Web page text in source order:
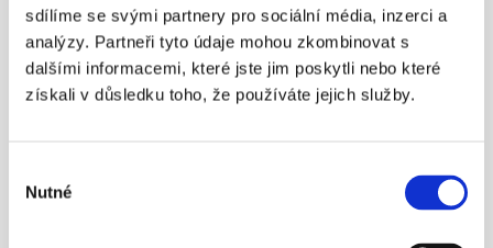
sdílíme se svými partnery pro sociální média, inzerci a
analýzy. Partneři tyto údaje mohou zkombinovat s
dalšími informacemi, které jste jim poskytli nebo které
získali v důsledku toho, že používáte jejich služby.
souhlasu
Nutné
¶
Státní důchod? Důchodový věk
nestačí!